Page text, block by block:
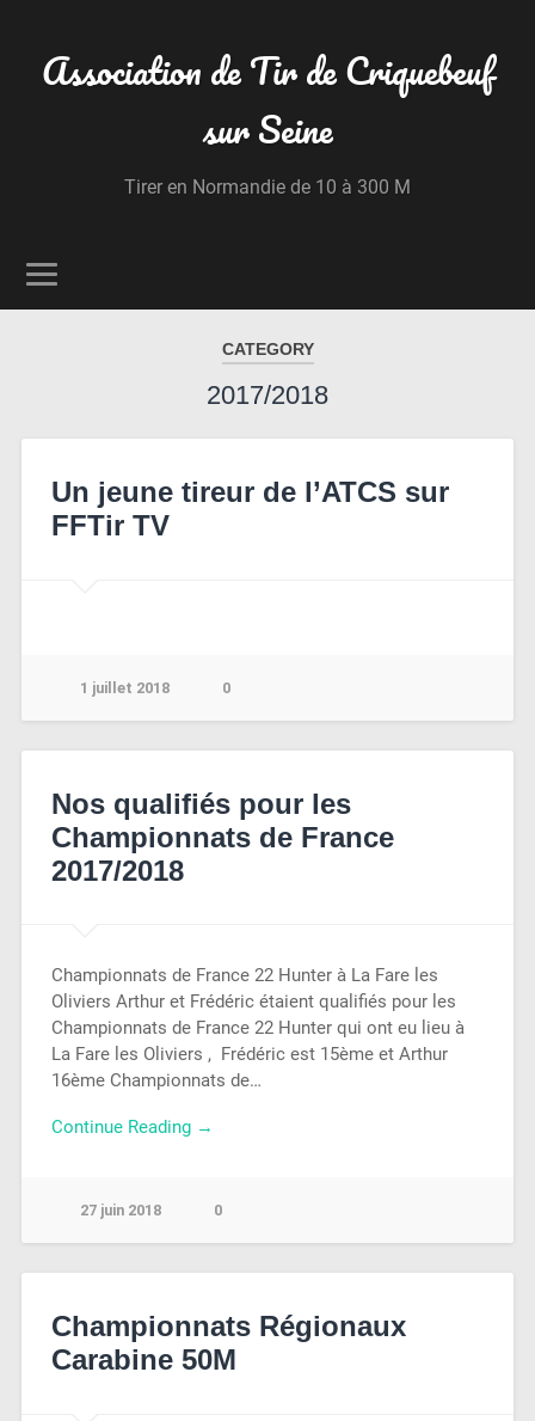
Association de Tir de Criquebeuf
sur Seine
Tirer en Normandie de 10 à 300 M
CATEGORY
2017/2018
Un jeune tireur de l’ATCS sur
FFTir TV
1 juillet 2018 0
Nos qualifiés pour les
Championnats de France
2017/2018
Championnats de France 22 Hunter à La Fare les
Oliviers Arthur et Frédéric étaient qualifiés pour les
Championnats de France 22 Hunter qui ont eu lieu à
La Fare les Oliviers , Frédéric est 15ème et Arthur
16ème Championnats de…
Continue Reading →
27 juin 2018 0
Championnats Régionaux
Carabine 50M